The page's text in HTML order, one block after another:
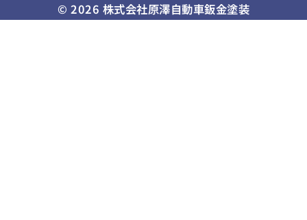
© 2026 株式会社原澤自動車鈑金塗装